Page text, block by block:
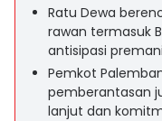
Ratu Dewa
rawan termasuk
antisipasi
Pemkot
pemberantasan
lanjut dan